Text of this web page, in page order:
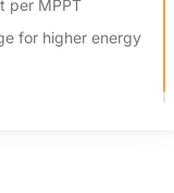
the future)
output for 10s